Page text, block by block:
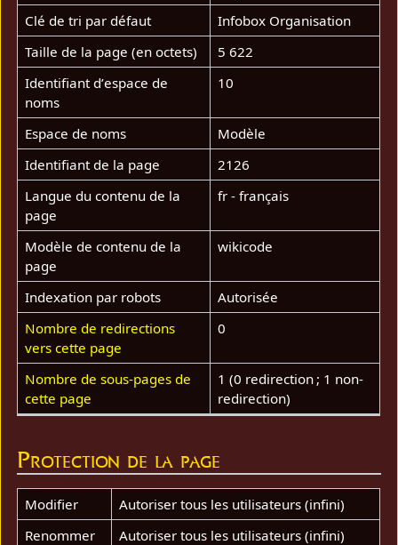
Clé de tri par défaut
Infobox Organisation
Taille de la page (en octets)
5 622
Identifiant dʼespace de
noms
10
Espace de noms
Modèle
Identifiant de la page
2126
Langue du contenu de la
page
fr - français
Modèle de contenu de la
page
wikicode
Indexation par robots
Autorisée
Nombre de redirections
vers cette page
0
Nombre de sous-pages de
cette page
1 (0 redirection ; 1 non-
redirection)
Protection de la page
Modifier
Autoriser tous les utilisateurs (infini)
Renommer
Autoriser tous les utilisateurs (infini)